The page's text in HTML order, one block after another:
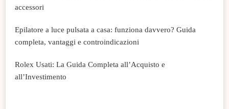
accessori
Epilatore a luce pulsata a casa: funziona davvero? Guida
completa, vantaggi e controindicazioni
Rolex Usati: La Guida Completa all’Acquisto e
all’Investimento